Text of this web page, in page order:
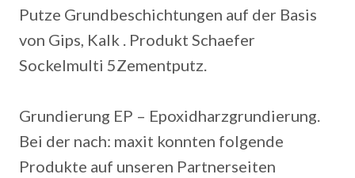
Putze Grundbeschichtungen auf der Basis
von Gips, Kalk . Produkt Schaefer
Sockelmulti 5Zementputz.
Grundierung EP – Epoxidharzgrundierung.
Bei der nach: maxit konnten folgende
Produkte auf unseren Partnerseiten